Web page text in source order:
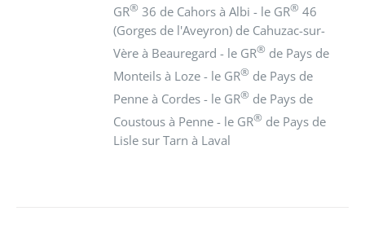
GR® 36 de Cahors à Albi - le GR® 46
(Gorges de l'Aveyron) de Cahuzac-sur-
Vère à Beauregard - le GR® de Pays de
Monteils à Loze - le GR® de Pays de
Penne à Cordes - le GR® de Pays de
Coustous à Penne - le GR® de Pays de
Lisle sur Tarn à Laval